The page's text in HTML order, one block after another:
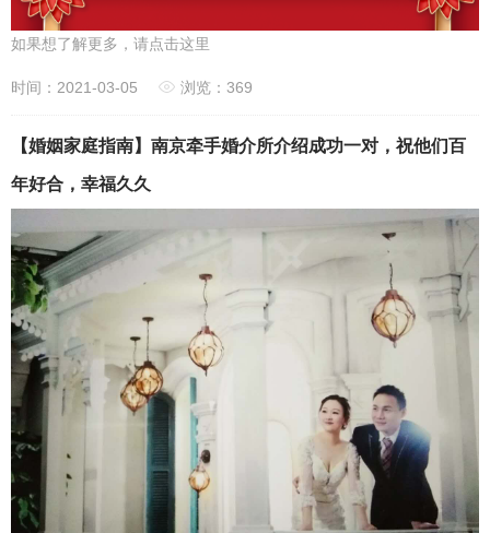
如果想了解更多，请点击这里
时间：2021-03-05 浏览：369
【婚姻家庭指南】南京牵手婚介所介绍成功一对，祝他们百
年好合，幸福久久